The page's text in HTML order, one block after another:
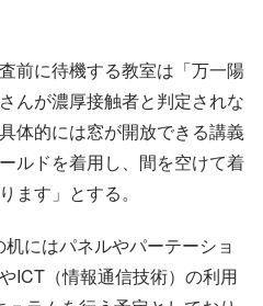
前に待機する教室は「万一陽
んが濃厚接触者と判定されな
体的には窓が開放できる講義
ルドを着用し、間を空けて着
ます」とする。
にはパネルやパーテーショ
ICT（情報通信技術）の利用